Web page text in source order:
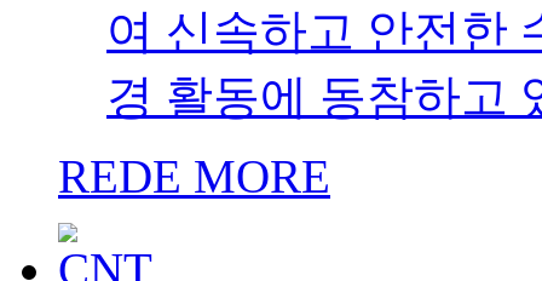
Duksan News
덕산약품공업(주)
감사 인사
안녕하세요. 덕산약